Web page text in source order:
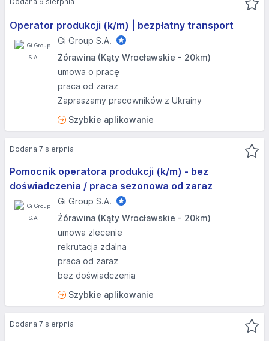
Operator produkcji (k/m) | bezpłatny transport
Gi Group S.A.
Żórawina (Kąty Wrocławskie - 20km)
umowa o pracę
praca od zaraz
Zapraszamy pracowników z Ukrainy
Szybkie aplikowanie
Pomocnik operatora produkcji (k/m) - bez
doświadczenia / praca sezonowa od zaraz
Gi Group S.A.
Żórawina (Kąty Wrocławskie - 20km)
umowa zlecenie
rekrutacja zdalna
praca od zaraz
bez doświadczenia
Szybkie aplikowanie
Dodana 7 sierpnia
Dodana 7 sierpnia